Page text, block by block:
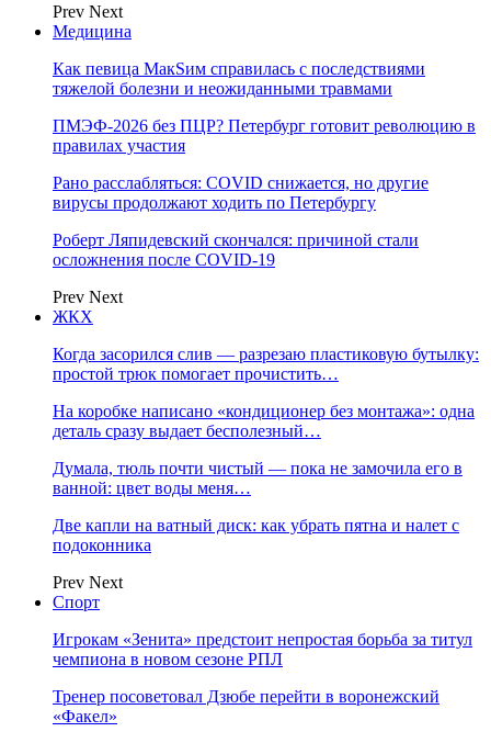
Prev Next
Медицина
Как певица МакSим справилась с последствиями
тяжелой болезни и неожиданными травмами
ПМЭФ-2026 без ПЦР? Петербург готовит революцию в
правилах участия
Рано расслабляться: COVID снижается, но другие
вирусы продолжают ходить по Петербургу
Роберт Ляпидевский скончался: причиной стали
осложнения после COVID-19
Prev Next
ЖКХ
Когда засорился слив — разрезаю пластиковую бутылку:
простой трюк помогает прочистить…
На коробке написано «кондиционер без монтажа»: одна
деталь сразу выдает бесполезный…
Думала, тюль почти чистый — пока не замочила его в
ванной: цвет воды меня…
Две капли на ватный диск: как убрать пятна и налет с
подоконника
Prev Next
Спорт
Игрокам «Зенита» предстоит непростая борьба за титул
чемпиона в новом сезоне РПЛ
Тренер посоветовал Дзюбе перейти в воронежский
«Факел»